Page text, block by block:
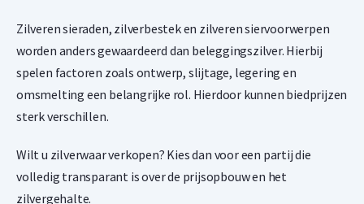
Valcambi 250 gram goudbaar opslag Zwitserland
1,50% onder spot
- +
€29.741,51
Valcambi 500 gram goudbaar opslag Zwitserland
Zilveren sieraden, zilverbestek en zilveren siervoorwerpen
worden anders gewaardeerd dan beleggingszilver. Hierbij
spelen factoren zoals ontwerp, slijtage, legering en
omsmelting een belangrijke rol. Hierdoor kunnen biedprijzen
sterk verschillen.
Wilt u zilverwaar verkopen? Kies dan voor een partij die
volledig transparant is over de prijsopbouw en het
zilvergehalte.